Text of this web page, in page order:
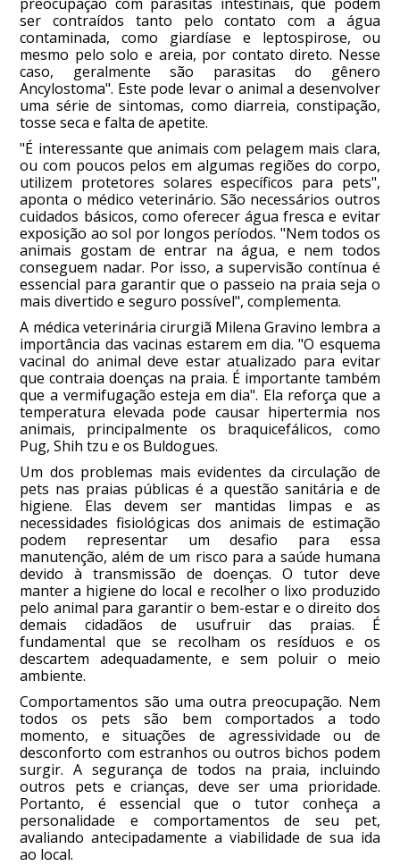
ser contraídos tanto pelo contato com a água
contaminada, como giardíase e leptospirose, ou
mesmo pelo solo e areia, por contato direto. Nesse
caso, geralmente são parasitas do gênero
Ancylostoma". Este pode levar o animal a desenvolver
uma série de sintomas, como diarreia, constipação,
tosse seca e falta de apetite.
"É interessante que animais com pelagem mais clara,
ou com poucos pelos em algumas regiões do corpo,
utilizem protetores solares específicos para pets",
aponta o médico veterinário. São necessários outros
cuidados básicos, como oferecer água fresca e evitar
exposição ao sol por longos períodos. "Nem todos os
animais gostam de entrar na água, e nem todos
conseguem nadar. Por isso, a supervisão contínua é
essencial para garantir que o passeio na praia seja o
mais divertido e seguro possível", complementa.
A médica veterinária cirurgiã Milena Gravino lembra a
importância das vacinas estarem em dia. "O esquema
vacinal do animal deve estar atualizado para evitar
que contraia doenças na praia. É importante também
que a vermifugação esteja em dia". Ela reforça que a
temperatura elevada pode causar hipertermia nos
animais, principalmente os braquicefálicos, como
Pug, Shih tzu e os Buldogues.
Um dos problemas mais evidentes da circulação de
pets nas praias públicas é a questão sanitária e de
higiene. Elas devem ser mantidas limpas e as
necessidades fisiológicas dos animais de estimação
podem representar um desafio para essa
manutenção, além de um risco para a saúde humana
devido à transmissão de doenças. O tutor deve
manter a higiene do local e recolher o lixo produzido
pelo animal para garantir o bem-estar e o direito dos
demais cidadãos de usufruir das praias. É
fundamental que se recolham os resíduos e os
descartem adequadamente, e sem poluir o meio
ambiente.
Comportamentos são uma outra preocupação. Nem
todos os pets são bem comportados a todo
momento, e situações de agressividade ou de
desconforto com estranhos ou outros bichos podem
surgir. A segurança de todos na praia, incluindo
outros pets e crianças, deve ser uma prioridade.
Portanto, é essencial que o tutor conheça a
personalidade e comportamentos de seu pet,
avaliando antecipadamente a viabilidade de sua ida
ao local.